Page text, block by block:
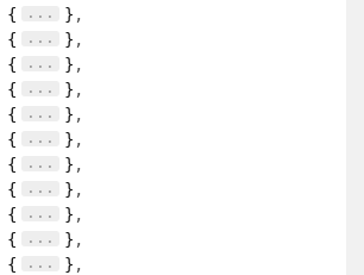
{ ...
}
{ ...
}
{ ...
}
{ ...
}
{ ...
}
{ ...
}
{ ...
}
{ ...
}
{ ...
}
{ ...
}
{ ...
}